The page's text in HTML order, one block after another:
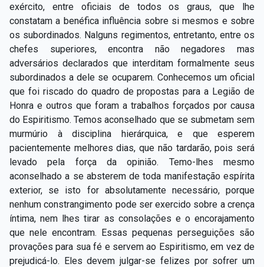
exército, entre oficiais de todos os graus, que lhe
constatam a benéfica influência sobre si mesmos e sobre
os subordinados. Nalguns regimentos, entretanto, entre os
chefes superiores, encontra não negadores mas
adversários declarados que interditam formalmente seus
subordinados a dele se ocuparem. Conhecemos um oficial
que foi riscado do quadro de propostas para a Legião de
Honra e outros que foram a trabalhos forçados por causa
do Espiritismo. Temos aconselhado que se submetam sem
murmúrio à disciplina hierárquica, e que esperem
pacientemente melhores dias, que não tardarão, pois será
levado pela força da opinião. Temo-lhes mesmo
aconselhado a se absterem de toda manifestação espírita
exterior, se isto for absolutamente necessário, porque
nenhum constrangimento pode ser exercido sobre a crença
íntima, nem lhes tirar as consolações e o encorajamento
que nele encontram. Essas pequenas perseguições são
provações para sua fé e servem ao Espiritismo, em vez de
prejudicá-lo. Eles devem julgar-se felizes por sofrer um